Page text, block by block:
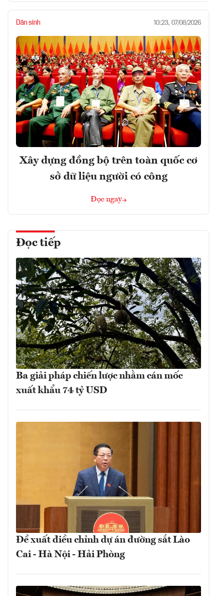
Dân sinh 10:23, 07/08/2026
Xây dựng đồng bộ trên toàn quốc cơ
sở dữ liệu người có công
Đọc ngay
Đọc tiếp
Ba giải pháp chiến lược nhằm cán mốc
xuất khẩu 74 tỷ USD
Đề xuất điều chỉnh dự án đường sắt Lào
Cai - Hà Nội - Hải Phòng